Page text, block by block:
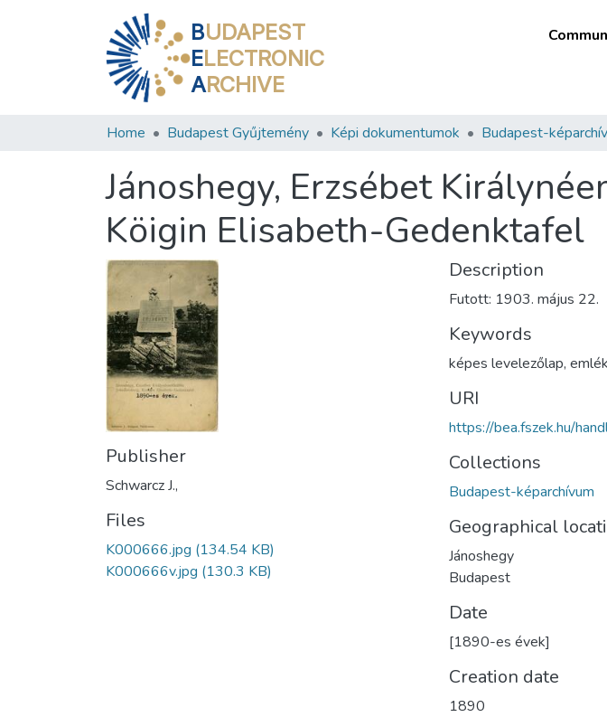
BUDAPEST
ELECTRONIC
ARCHIVE
Home Budapest Gyűjtemény Képi dokumentumok Budapest-
Jánoshegy, Erzsébet
Köigin Elisabeth-Gedenktafel
Publisher
Schwarcz J.,
Files
K000666.jpg (134.54 KB)
K000666v.jpg (130.3 KB)
Description
Futott: 1903. május 22.
Keywords
képes levelezőlap,
URI
https://bea.fszek.hu/
Collections
Budapest-képarchívum
Geographical
Jánoshegy
Budapest
Date
[1890-es évek]
Creation date
1890